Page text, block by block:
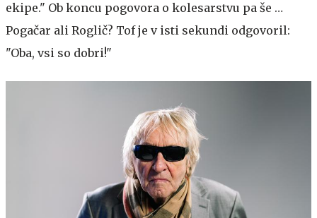
ekipe." Ob koncu pogovora o kolesarstvu pa še …
Pogačar ali Roglič? Tof je v isti sekundi odgovoril:
"Oba, vsi so dobri!"